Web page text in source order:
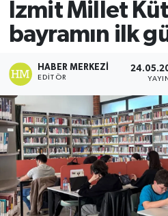
İzmit Millet
bayramın ilk
HABER MERKEZI
EDITÖR
Son Dakika Haberleri
Haber Arşivi